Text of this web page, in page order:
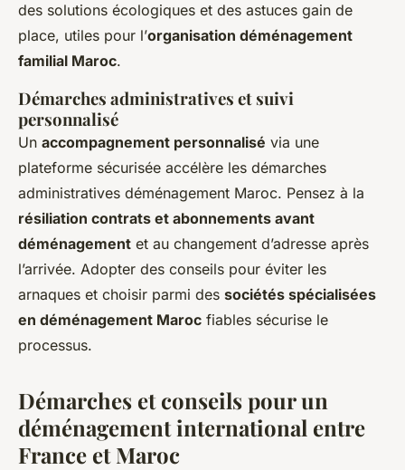
des solutions écologiques et des astuces gain de
place, utiles pour l’organisation déménagement
familial Maroc.
Démarches administratives et suivi
personnalisé
Un accompagnement personnalisé via une
plateforme sécurisée accélère les démarches
administratives déménagement Maroc. Pensez à la
résiliation contrats et abonnements avant
déménagement et au changement d’adresse après
l’arrivée. Adopter des conseils pour éviter les
arnaques et choisir parmi des sociétés spécialisées
en déménagement Maroc fiables sécurise le
processus.
Démarches et conseils pour un
déménagement international entre
France et Maroc